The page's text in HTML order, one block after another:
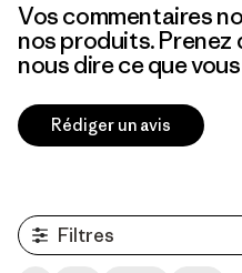
Vos commentaires
nos produits.
nous dire ce que
Rédiger un avis
Filtres